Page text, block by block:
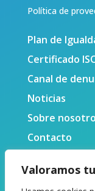
Valoramos
Política de
Plan de
Certificado
Canal de
Noticias
Sobre
Contacto